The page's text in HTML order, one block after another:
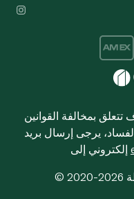
بمخالفة القوانين
الفساد، يرجى إرسال بريد